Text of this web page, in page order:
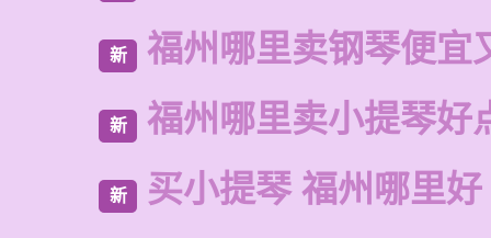
新 福州哪里卖钢琴便宜
新 福州哪里卖小提琴好
新 买小提琴 福州哪里好